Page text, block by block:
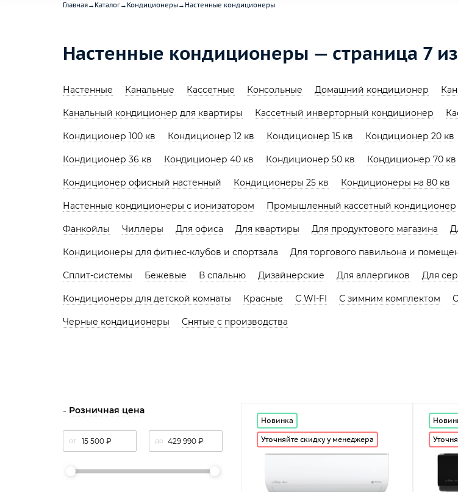
Главная→ Каталог→ Кондиционеры→ Настенные кондиционеры
Настенные кондиционеры — страница 7
Настенные Канальные Кассетные Консольные Домашний кондиционер
Канальный кондиционер для квартиры Кассетный инверторный кондиционер
Кондиционер 100 кв Кондиционер 12 кв Кондиционер 15 кв Кондиционер 20 кв
Кондиционер 36 кв Кондиционер 40 кв Кондиционер 50 кв Кондиционер 70 кв
Кондиционер офисный настенный Кондиционеры 25 кв Кондиционеры на 80 кв
Настенные кондиционеры с ионизатором Промышленный кассетный кондиционер
Фанкойлы Чиллеры Для офиса Для квартиры Для продуктового магазина
Кондиционеры для фитнес-клубов и спортзала Для торгового павильона и
Сплит-системы Бежевые В спальню Дизайнерские Для аллергиков Для
Кондиционеры для детской комнаты Красные С WI-FI С зимним комплектом
Черные кондиционеры Снятые с производства
Розничная цена
от до
Новинка
Уточняйте скидку у менеджера